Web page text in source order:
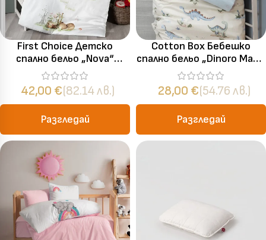
First Choice Детско
спално бельо „Nova“
Бамбук Сатен – 100%
бамбук – 4 части – за
бебешко легло
42,00 €(82.14 лв.)
Разгледай
Cotton Box Бебешко
спално бельо „Dinoro Mavi“
Памук Ранфорс – 4 части
– за бебешко легло
28,00 €(54.76 лв.)
Разгледай